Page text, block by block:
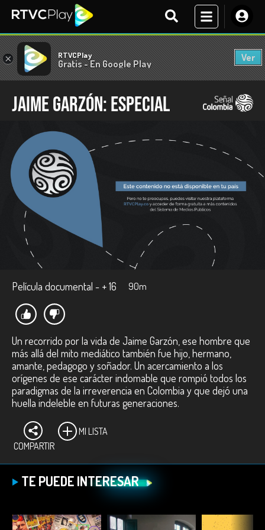
× RTVCPlay
Gratis - En Google Play
Ver
Jaime Garzón: Especial
Película documental - + 16 90m
Un recorrido por la vida de Jaime Garzón, ese hombre que
más allá del mito mediático también fue hijo, hermano,
amante, pedagogo y soñador. Un acercamiento a los
orígenes de ese carácter indomable que rompió todos los
paradigmas de la irreverencia en Colombia y que dejó una
huella indeleble en futuras generaciones.
COMPARTIR
MI LISTA
TE PUEDE INTERESAR